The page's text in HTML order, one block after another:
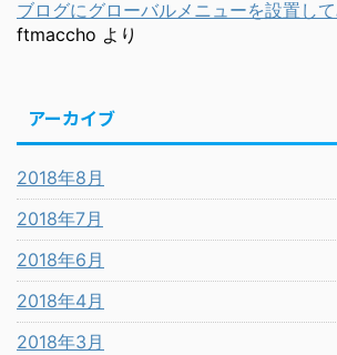
ブログにグローバルメニューを設置して
ftmaccho より
アーカイブ
2018年8月
2018年7月
2018年6月
2018年4月
2018年3月